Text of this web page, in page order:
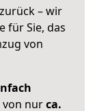
– wir
für Sie, das
von
von nurca.